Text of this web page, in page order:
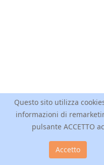
Questo sito utilizza
informazioni di
pulsante ACCETTO
Accetto